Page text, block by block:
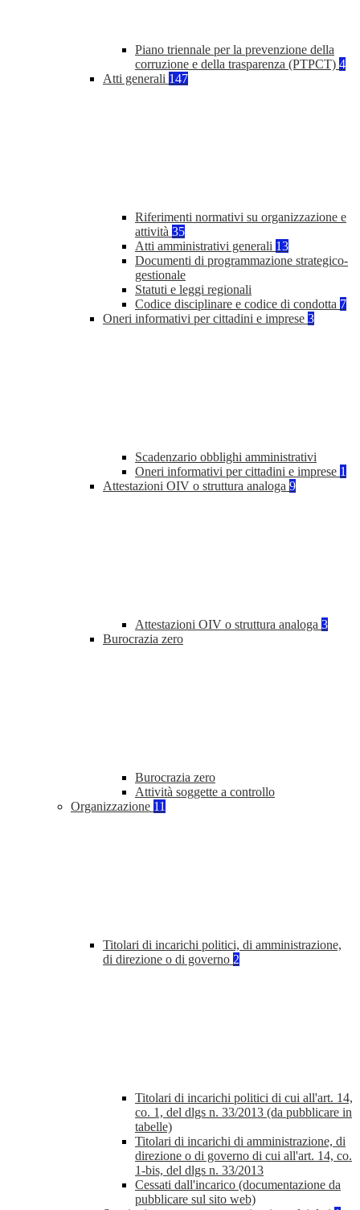
Piano triennale per la prevenzione della
corruzione e della trasparenza (PTPCT) 4
Atti generali 147
Riferimenti normativi su organizzazione e
attività 35
Atti amministrativi generali 13
Documenti di programmazione strategico-
gestionale
Statuti e leggi regionali
Codice disciplinare e codice di condotta 7
Oneri informativi per cittadini e imprese 3
Scadenzario obblighi amministrativi
Oneri informativi per cittadini e imprese 1
Attestazioni OIV o struttura analoga 9
Attestazioni OIV o struttura analoga 3
Burocrazia zero
Burocrazia zero
Attività soggette a controllo
Organizzazione 11
Titolari di incarichi politici, di amministrazione,
di direzione o di governo 2
Titolari di incarichi politici di cui all'art. 14,
co. 1, del dlgs n. 33/2013 (da pubblicare in
tabelle)
Titolari di incarichi di amministrazione, di
direzione o di governo di cui all'art. 14, co.
1-bis, del dlgs n. 33/2013
Cessati dall'incarico (documentazione da
pubblicare sul sito web)